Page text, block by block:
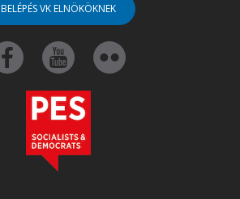
BELÉPÉS VK ELNÖKÖKNEK